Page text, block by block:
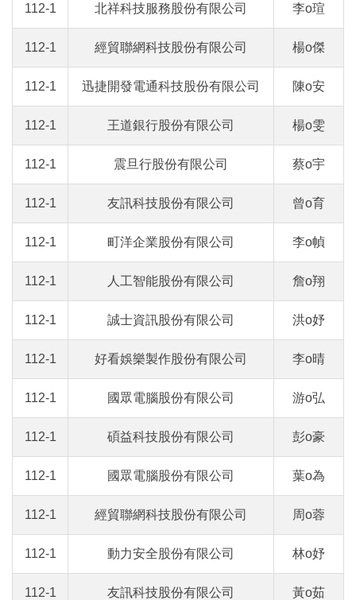
112-1 北祥科技服務股份有限公司 李o瑄
112-1 經貿聯網科技股份有限公司 楊o傑
112-1 迅捷開發電通科技股份有限公司 陳o安
112-1 王道銀行股份有限公司 楊o雯
112-1 震旦行股份有限公司 蔡o宇
112-1 友訊科技股份有限公司 曾o育
112-1 町洋企業股份有限公司 李o幀
112-1 人工智能股份有限公司 詹o翔
112-1 誠士資訊股份有限公司 洪o妤
112-1 好看娛樂製作股份有限公司 李o晴
112-1 國眾電腦股份有限公司 游o弘
112-1 碩益科技股份有限公司 彭o豪
112-1 國眾電腦股份有限公司 葉o為
112-1 經貿聯網科技股份有限公司 周o蓉
112-1 動力安全股份有限公司 林o妤
112-1 友訊科技股份有限公司 黃o茹